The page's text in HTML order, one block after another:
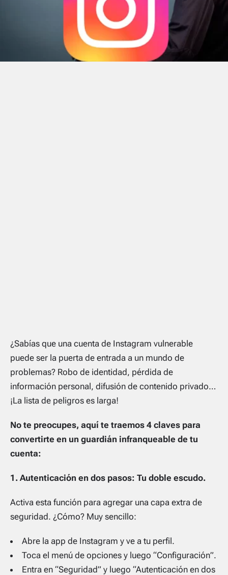
¿Sabías que una cuenta de Instagram vulnerable
puede ser la puerta de entrada a un mundo de
problemas? Robo de identidad, pérdida de
información personal, difusión de contenido privado…
¡La lista de peligros es larga!
No te preocupes, aquí te traemos 4 claves para
convertirte en un guardián infranqueable de tu
cuenta:
1. Autenticación en dos pasos: Tu doble escudo.
Activa esta función para agregar una capa extra de
seguridad. ¿Cómo? Muy sencillo:
Abre la app de Instagram y ve a tu perfil.
Toca el menú de opciones y luego “Configuración”.
Entra en “Seguridad” y luego “Autenticación en dos